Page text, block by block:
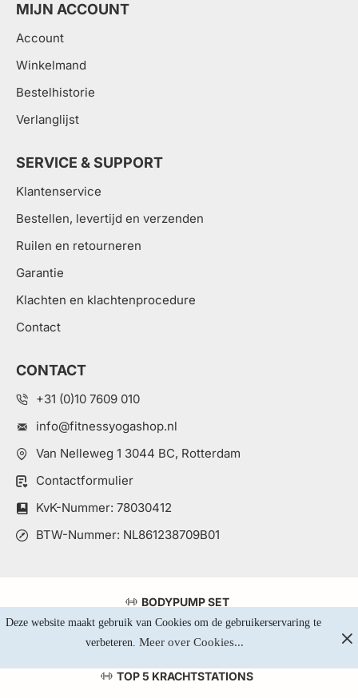
Deze website maakt gebruik van Cookies om de gebruikerservaring te
verbeteren. Meer over Cookies...
MIJN ACCOUNT
Account
Winkelmand
Bestelhistorie
Verlanglijst
SERVICE & SUPPORT
Klantenservice
Bestellen, levertijd en verzenden
Ruilen en retourneren
Garantie
Klachten en klachtenprocedure
Contact
CONTACT
+31 (0)10 7609 010
info@fitnessyogashop.nl
Van Nelleweg 1 3044 BC, Rotterdam
Contactformulier
KvK-Nummer: 78030412
BTW-Nummer: NL861238709B01
BODYPUMP SET
GEWICHTEN KOPEN
TOP 5 KRACHTSTATIONS